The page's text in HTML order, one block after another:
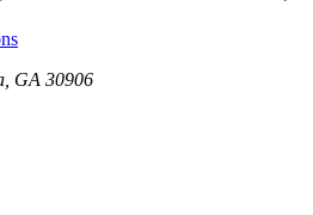
GA 30906